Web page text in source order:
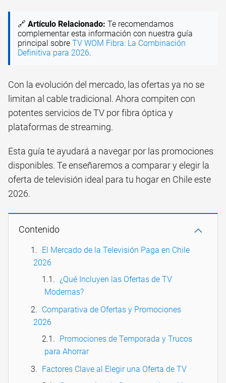
🔗 Artículo Relacionado: Te recomendamos
complementar esta información con nuestra guía
principal sobre TV WOM Fibra: La Combinación
Definitiva para 2026.
Con la evolución del mercado, las ofertas ya no se
limitan al cable tradicional. Ahora compiten con
potentes servicios de TV por fibra óptica y
plataformas de streaming.
Esta guía te ayudará a navegar por las promociones
disponibles. Te enseñaremos a comparar y elegir la
oferta de televisión ideal para tu hogar en Chile este
2026.
Contenido
El Mercado de la Televisión Paga en Chile
2026
¿Qué Incluyen las Ofertas de TV
Modernas?
Comparativa de Ofertas y Promociones
2026
Promociones de Temporada y Trucos
para Ahorrar
Factores Clave al Elegir una Oferta de TV